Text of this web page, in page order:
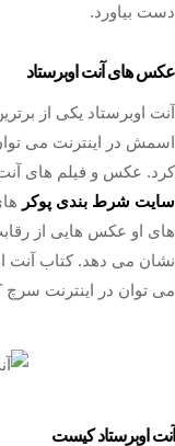
دست بیاورد.
عکس های آنت اوبرستاد
آنت اوبرستاد یکی از
اسمش در اینترنت می توان
کرد. عکس و فیلم های آنت
سایت شرط بندی پوکر
های او عکس هایی از
نشان می دهد. کتاب آنت
می توان در اینترنت سرچ
آنت اوبرستاد کیست